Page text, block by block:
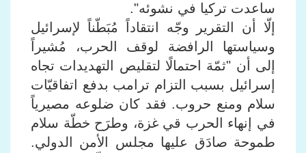
ساعدت تركيا في نشوئه".
إلّا أن التقرير وجّه انتقاداً مُبَطّناً لإسرائيل
وسياستها الرافضة لوقف الحرب، مُشيراً
إلى أن "ثمّة احتمالًا لتقليص التهديدات تجاه
إسرائيل بسبب التزام ترامب بدفع اتفاقيّات
سلام ومنع حروب. فقد كان ضلوعه مصيرياً
في إنهاء الحرب قي غزة، وطرَح خطّة سلام
طموحة صادَق عليها مجلس الأمن الدولي.